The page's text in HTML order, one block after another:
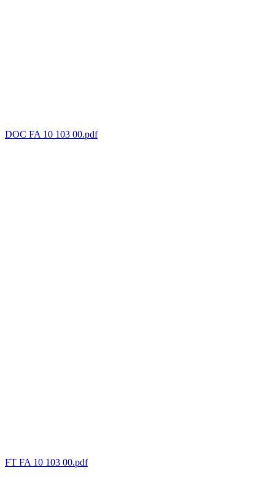
DOC FA 10 103 00.pdf
FT FA 10 103 00.pdf